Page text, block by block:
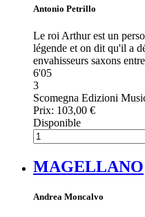
Antonio Petrillo
Le roi Arthur est un
légende et on dit qu'il a
envahisseurs saxons
6'05
3
Scomegna Edizioni
Prix: 103,00 €
Disponible
MAGELLANO
Andrea Moncalvo